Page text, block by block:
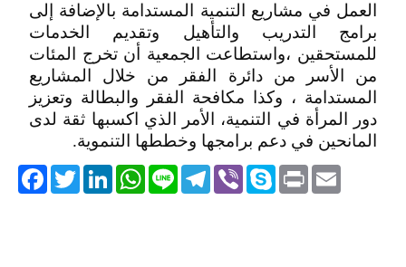
العمل في مشاريع التنمية المستدامة بالإضافة إلى
برامج التدريب والتأهيل وتقديم الخدمات
للمستحقين ،واستطاعت الجمعية أن تخرج المئات
من الأسر من دائرة الفقر من خلال المشاريع
المستدامة ، وكذا مكافحة الفقر والبطالة وتعزيز
دور المرأة في التنمية، الأمر الذي اكسبها ثقة لدى
المانحين في دعم برامجها وخططها التنموية.
TwitterLinkedIn
WhatsApp Line
Telegram ViberSkype PrintEmail